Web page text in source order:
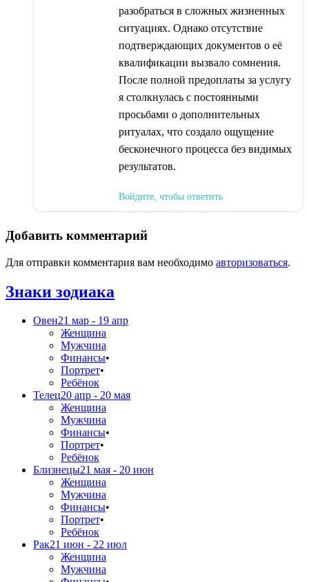
разобраться в сложных жизненных
ситуациях. Однако отсутствие
подтверждающих документов о её
квалификации вызвало сомнения.
После полной предоплаты за услугу
я столкнулась с постоянными
просьбами о дополнительных
ритуалах, что создало ощущение
бесконечного процесса без видимых
результатов.
Войдите, чтобы ответить
Добавить комментарий
Для отправки комментария вам необходимо авторизоваться.
Знаки зодиака
Овен21 мар - 19 апр
Женщина
Мужчина
Финансы•
Портрет•
Ребёнок
Телец20 апр - 20 мая
Женщина
Мужчина
Финансы•
Портрет•
Ребёнок
Близнецы21 мая - 20 июн
Женщина
Мужчина
Финансы•
Портрет•
Ребёнок
Рак21 июн - 22 июл
Женщина
Мужчина